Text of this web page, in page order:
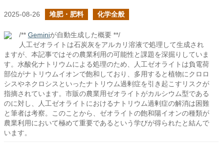
2025-08-26 堆肥・肥料 化学全般
/** Geminiが自動生成した概要 **/
人工ゼオライトは石炭灰をアルカリ溶液で処理して生成され
ますが、本記事ではその農業利用の可能性と課題を深掘りしていま
す。水酸化ナトリウムによる処理のため、人工ゼオライトは負電荷
部位がナトリウムイオンで飽和しており、多用すると植物にクロロ
シスやネクロシスといったナトリウム過剰症を引き起こすリスクが
指摘されています。市販の農業用ゼオライトがカルシウム型である
のに対し、人工ゼオライトにおけるナトリウム過剰症の解消は困難
と筆者は考察。このことから、ゼオライトの飽和陽イオンの種類が
農業利用において極めて重要であるという学びが得られたと結んで
います。